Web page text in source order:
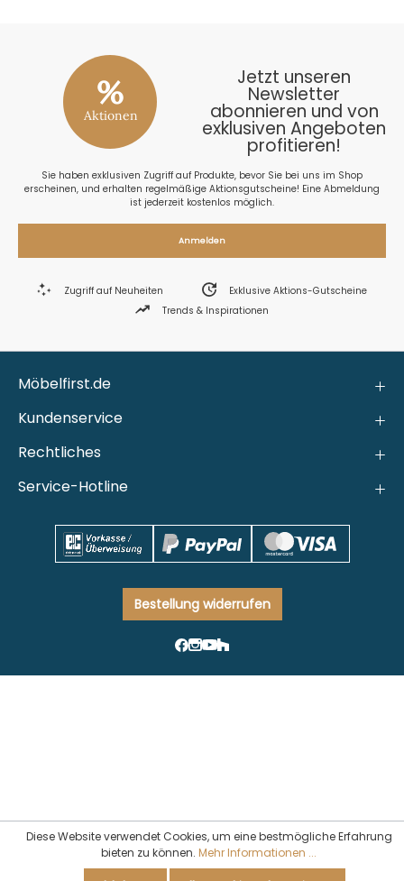
%
Aktionen
Jetzt unseren
Newsletter
abonnieren und von
exklusiven Angeboten
profitieren!
Sie haben exklusiven Zugriff auf Produkte, bevor Sie bei uns im Shop
erscheinen, und erhalten regelmäßige Aktionsgutscheine! Eine Abmeldung
ist jederzeit kostenlos möglich.
Anmelden
Zugriff auf Neuheiten
Exklusive Aktions-Gutscheine
Trends & Inspirationen
Möbelfirst.de
Kundenservice
Rechtliches
Service-Hotline
Bestellung widerrufen
Diese Website verwendet Cookies, um eine bestmögliche Erfahrung
bieten zu können. Mehr Informationen ...